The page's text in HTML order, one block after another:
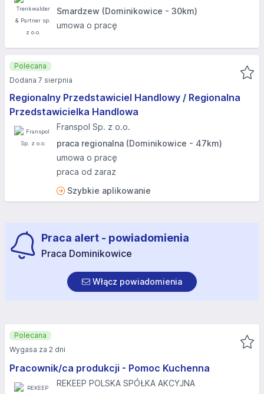
Smardzew (Dominikowice - 30km)
umowa o pracę
Regionalny Przedstawiciel Handlowy / Regionalna
Przedstawicielka Handlowa
Franspol Sp. z o.o.
praca regionalna (Dominikowice - 47km)
umowa o pracę
praca od zaraz
Szybkie aplikowanie
Polecana
Dodana 7 sierpnia
Praca alert - powiadomienia
Praca Dominikowice
Włącz powiadomienia
Pracownik/ca produkcji - Pomoc Kuchenna
REKEEP POLSKA SPÓŁKA AKCYJNA
Polecana
Wygasa za 2 dni